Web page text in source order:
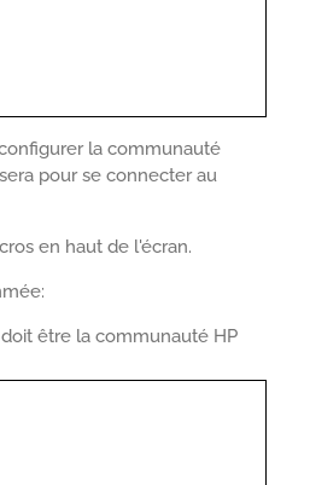
la communauté
pour se connecter au
en haut de l'écran.
être la communauté HP